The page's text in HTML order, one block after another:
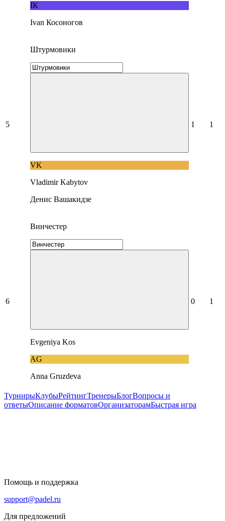
IК
Ivan Косоногов
5
Штурмовики
VK
Vladimir Kabytov
Денис Вашакидзе
1 1
6
Винчестер
Evgeniya Kos
AG
Anna Gruzdeva
0 1
ТурнирыКлубыРейтингТренерыБлогВопросы и
ответыОписание форматовОрганизаторамБыстрая игра
Помощь и поддержка
support@padel.ru
Для предложений